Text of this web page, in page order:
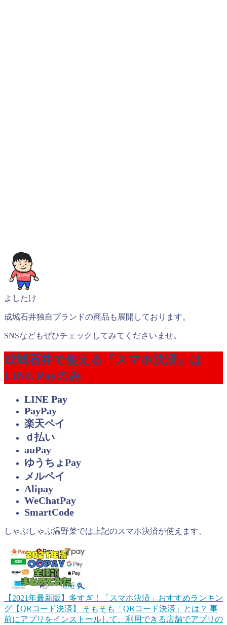
よしたけ
成城石井独自ブランドの商品も展開しております。
SNSなどもぜひチェックしてみてくださいませ。
成城石井で使える『スマホ決済』は
LINE Payのみ
LINE Pay
PayPay
楽天ペイ
ｄ払い
auPay
ゆうちょPay
メルペイ
Alipay
WeChatPay
SmartCode
しゃぶしゃぶ温野菜では上記のスマホ決済が使えます。
【2021年最新版】多すぎ！「スマホ決済」おすすめランキン
グ【QRコード決済】
そもそも「QRコード決済」とは？ 事
前にアプリをインストールして、利用できる店舗でアプリの